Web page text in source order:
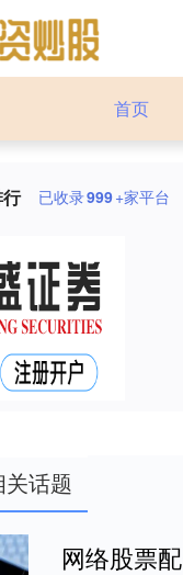
首页
已收录999+家平台
话题
网络股票